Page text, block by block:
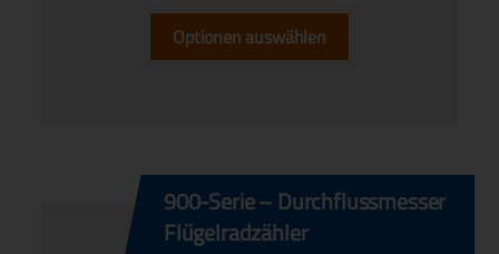
Optionen auswählen
900-Serie – Durchflussmesser
Flügelradzähler